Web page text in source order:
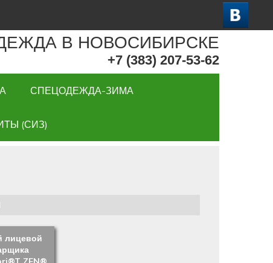
В НОВОСИБИРСКЕ
+7 (383) 207-53-62
СПЕЦОДЕЖДА-ЗИМА
(СИЗ)
лицевой